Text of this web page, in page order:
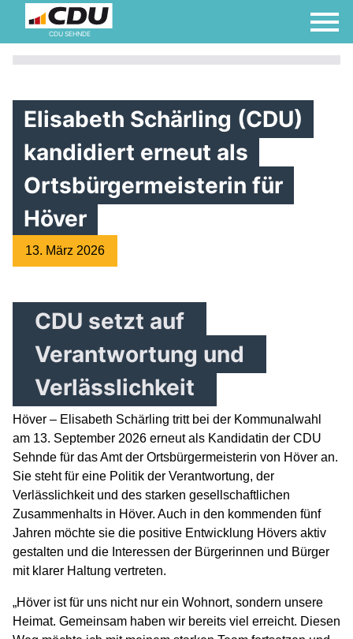
CDU SEHNDE
Elisabeth Schärling (CDU)
kandidiert erneut als
Ortsbürgermeisterin für
Höver
13. März 2026
CDU setzt auf
Verantwortung und
Verlässlichkeit
Höver – Elisabeth Schärling tritt bei der Kommunalwahl
am 13. September 2026 erneut als Kandidatin der CDU
Sehnde für das Amt der Ortsbürgermeisterin von Höver an.
Sie steht für eine Politik der Verantwortung, der
Verlässlichkeit und des starken gesellschaftlichen
Zusammenhalts in Höver. Auch in den kommenden fünf
Jahren möchte sie die positive Entwicklung Hövers aktiv
gestalten und die Interessen der Bürgerinnen und Bürger
mit klarer Haltung vertreten.
„Höver ist für uns nicht nur ein Wohnort, sondern unsere
Heimat. Gemeinsam haben wir bereits viel erreicht. Diesen